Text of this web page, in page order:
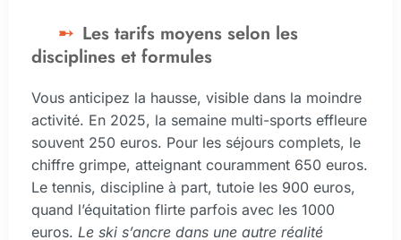
Les tarifs moyens selon les
disciplines et formules
Vous anticipez la hausse, visible dans la moindre
activité. En 2025, la semaine multi-sports effleure
souvent 250 euros. Pour les séjours complets, le
chiffre grimpe, atteignant couramment 650 euros.
Le tennis, discipline à part, tutoie les 900 euros,
quand l’équitation flirte parfois avec les 1000
euros. Le ski s’ancre dans une autre réalité